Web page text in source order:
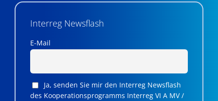
Interreg Newsflash
E-Mail
Ja, senden Sie mir den Interreg Newsflash
des Kooperationsprogramms Interreg VI A MV /